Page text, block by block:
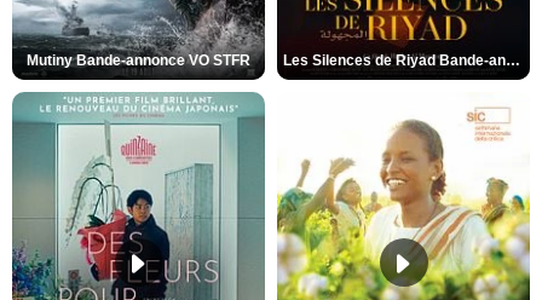
Mutiny Bande-annonce VO STFR Les Silences de Riyad Bande-annonce VO STFR